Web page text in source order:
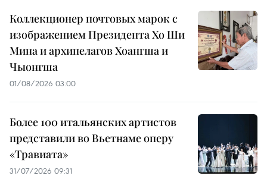
Коллекционер почтовых марок с
изображением Президента Хо Ши
Мина и архипелагов Хоангша и
Чыонгша
01/08/2026 03:00
Более 100 итальянских артистов
представили во Вьетнаме оперу
«Травиата»
31/07/2026 09:31